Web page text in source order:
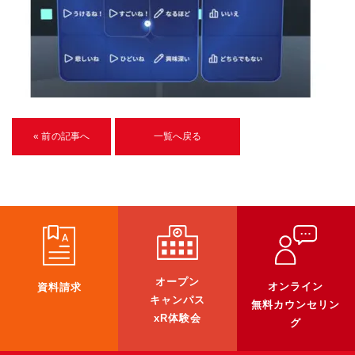
U-15メタバースプログラミング講座
入学案内
受講生紹介
イベント
ブログ
企業向け
《3DGS》
3DGSスキャンサービス
« 前の記事へ 一覧へ戻る
資料請求
オープン
キャンパス
xR体験会
オンライン
無料カウンセリン
グ